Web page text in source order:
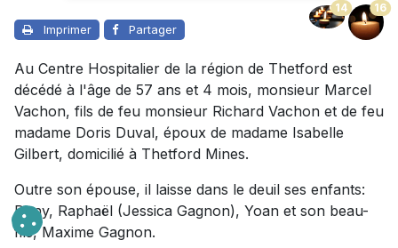
Imprimer Partager
14 16
Au Centre Hospitalier de la région de Thetford est
décédé à l'âge de 57 ans et 4 mois, monsieur Marcel
Vachon, fils de feu monsieur Richard Vachon et de feu
madame Doris Duval, époux de madame Isabelle
Gilbert, domicilié à Thetford Mines.
Outre son épouse, il laisse dans le deuil ses enfants:
Dany, Raphaël (Jessica Gagnon), Yoan et son beau-
fils, Maxime Gagnon.